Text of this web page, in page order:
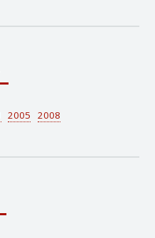
2005 2008